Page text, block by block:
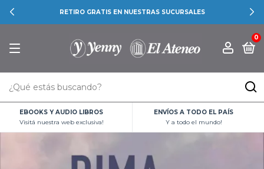
RETIRO GRATIS EN NUESTRAS SUCURSALES
0
EBOOKS Y AUDIO LIBROS
Visitá nuestra web exclusiva!
ENVÍOS A TODO EL PAÍS
Y a todo el mundo!